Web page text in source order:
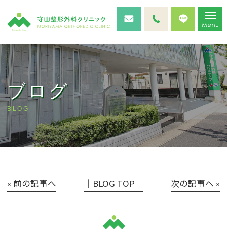
ブログ
BLOG
« 前の記事へ │BLOG TOP│ 次の記事へ »